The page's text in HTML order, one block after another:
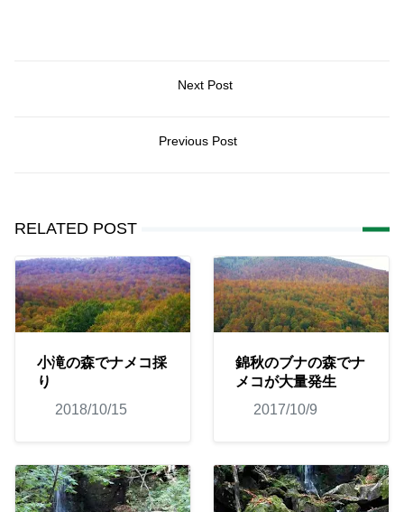
Next Post
Previous Post
RELATED POST
小滝の森でナメコ採
り
2018/10/15
錦秋のブナの森でナ
メコが大量発生
2017/10/9